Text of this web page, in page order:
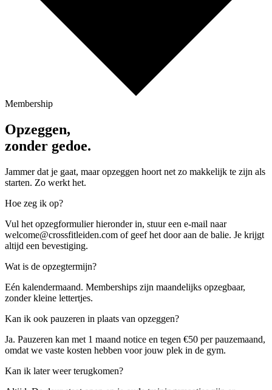
Membership
Opzeggen,
zonder gedoe.
Jammer dat je gaat, maar opzeggen hoort net zo makkelijk te zijn als
starten. Zo werkt het.
Hoe zeg ik op?
Vul het opzegformulier hieronder in, stuur een e-mail naar
welcome@crossfitleiden.com of geef het door aan de balie. Je krijgt
altijd een bevestiging.
Wat is de opzegtermijn?
Eén kalendermaand. Memberships zijn maandelijks opzegbaar,
zonder kleine lettertjes.
Kan ik ook pauzeren in plaats van opzeggen?
Ja. Pauzeren kan met 1 maand notice en tegen €50 per pauzemaand,
omdat we vaste kosten hebben voor jouw plek in de gym.
Kan ik later weer terugkomen?